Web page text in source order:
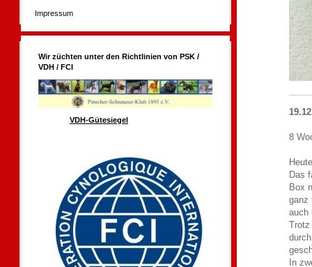
Impressum
Wir züchten unter den Richtlinien von PSK /
VDH / FCI
VDH-Gütesiegel
8
Das
Box
ganz
auch
Trotz
In